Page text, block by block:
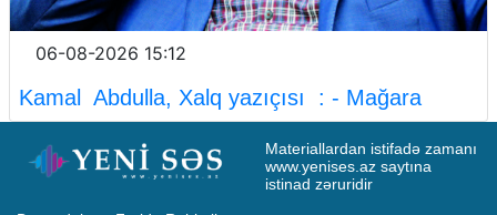
06-08-2026 15:12
Kamal Abdulla, Xalq yazıçısı : - Mağara
Materiallardan istifadə zamanı
www.yenises.az saytına
istinad zəruridir